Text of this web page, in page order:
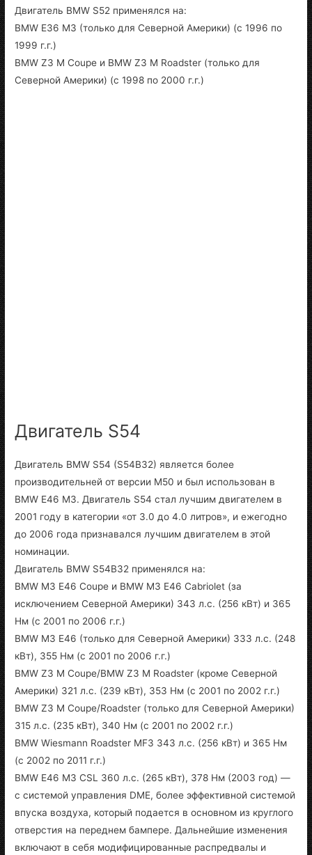
Двигатель BMW S52 применялся на:
BMW E36 M3 (только для Северной Америки) (с 1996 по
1999 г.г.)
BMW Z3 M Coupe и BMW Z3 M Roadster (только для
Северной Америки) (с 1998 по 2000 г.г.)
Двигатель S54
Двигатель BMW S54 (S54B32) является более
производительней от версии M50 и был использован в
BMW E46 M3. Двигатель S54 стал лучшим двигателем в
2001 году в категории «от 3.0 до 4.0 литров», и ежегодно
до 2006 года признавался лучшим двигателем в этой
номинации.
Двигатель BMW S54B32 применялся на:
BMW M3 E46 Coupe и BMW M3 E46 Cabriolet (за
исключением Северной Америки) 343 л.с. (256 кВт) и 365
Нм (с 2001 по 2006 г.г.)
BMW M3 E46 (только для Северной Америки) 333 л.с. (248
кВт), 355 Нм (с 2001 по 2006 г.г.)
BMW Z3 M Coupe/BMW Z3 M Roadster (кроме Северной
Америки) 321 л.с. (239 кВт), 353 Нм (с 2001 по 2002 г.г.)
BMW Z3 M Coupe/Roadster (только для Северной Америки)
315 л.с. (235 кВт), 340 Нм (с 2001 по 2002 г.г.)
BMW Wiesmann Roadster MF3 343 л.с. (256 кВт) и 365 Нм
(с 2002 по 2011 г.г.)
BMW E46 M3 CSL 360 л.с. (265 кВт), 378 Нм (2003 год) —
с системой управления DME, более эффективной системой
впуска воздуха, который подается в основном из круглого
отверстия на переднем бампере. Дальнейшие изменения
включают в себя модифицированные распредвалы и